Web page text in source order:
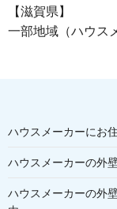
【滋賀県】
一部地域（ハウス
ハウスメーカーにお
ハウスメーカーの外
ハウスメーカーの外